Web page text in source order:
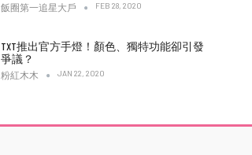
飯圈第一追星大戶 FEB 28, 2020
TXT推出官方手燈！顏色、獨特功能卻引發
爭議？
粉紅木木 JAN 22, 2020